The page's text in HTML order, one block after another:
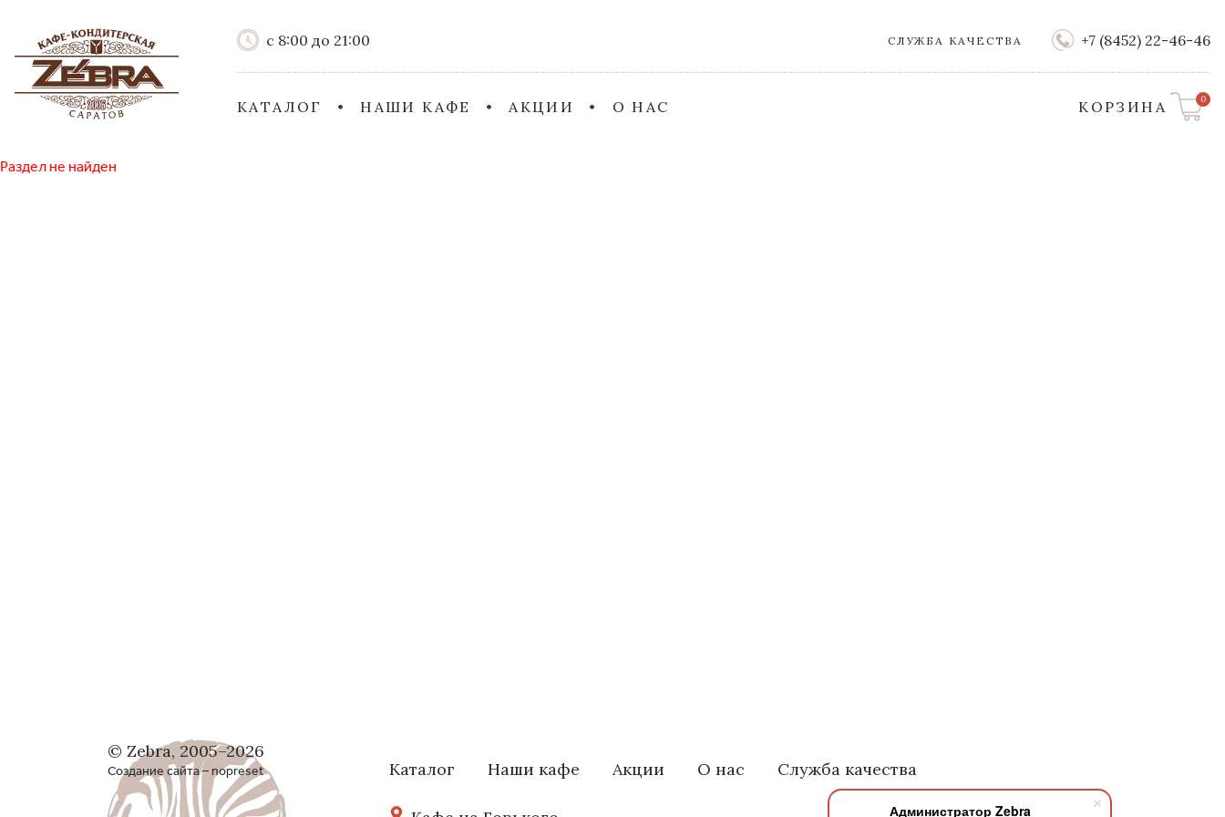
Администратор Zebra
с 8:00 до 21:00 СЛУЖБА КАЧЕСТВА +7 (8452) 22-46-46
КАТАЛОГ НАШИ КАФЕ АКЦИИ О НАС КОРЗИНА 0
Раздел не найден
© Zebra, 2005–2026
Создание сайта – nopreset Каталог Наши кафе Акции О нас Служба качества